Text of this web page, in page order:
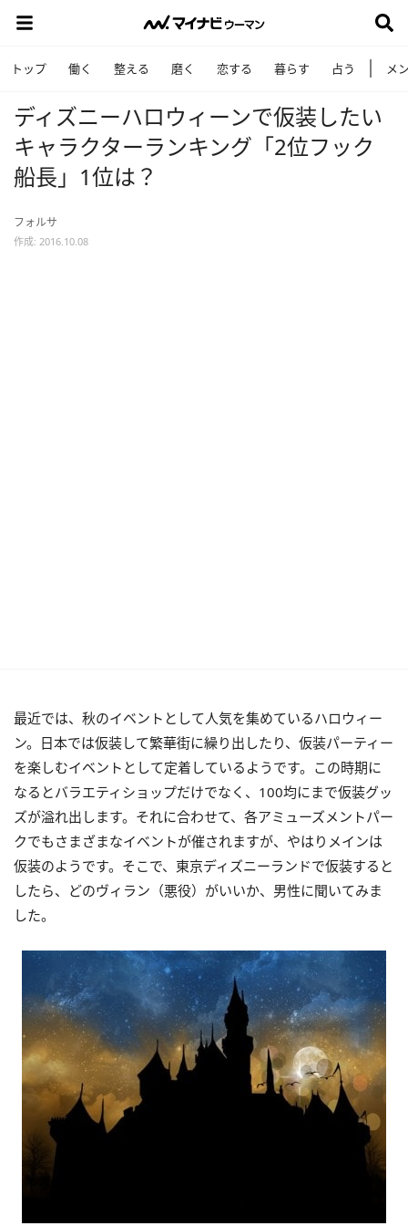
トップ 働く 整える 磨く 恋する 暮らす 占う メ
ディズニーハロウィーンで仮装したい
キャラクターランキング「2位フック
船長」1位は？
フォルサ
作成: 2016.10.08
最近では、秋のイベントとして人気を集めているハロウィー
ン。日本では仮装して繁華街に繰り出したり、仮装パーティー
を楽しむイベントとして定着しているようです。この時期に
なるとバラエティショップだけでなく、100均にまで仮装グッ
ズが溢れ出します。それに合わせて、各アミューズメントパー
クでもさまざまなイベントが催されますが、やはりメインは
仮装のようです。そこで、東京ディズニーランドで仮装すると
したら、どのヴィラン（悪役）がいいか、男性に聞いてみま
した。